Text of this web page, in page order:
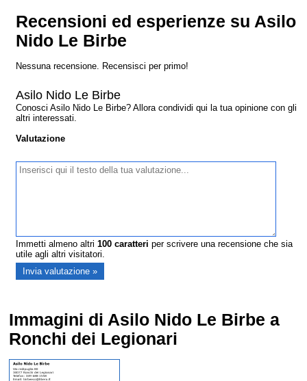
Recensioni ed esperienze su Asilo
Nido Le Birbe
Nessuna recensione. Recensisci per primo!
Asilo Nido Le Birbe
Conosci Asilo Nido Le Birbe? Allora condividi qui la tua opinione con gli
altri interessati.
Valutazione
Immetti almeno altri100 caratteri per scrivere una recensione che sia
utile agli altri visitatori.
Immagini di Asilo Nido Le Birbe a
Ronchi dei Legionari